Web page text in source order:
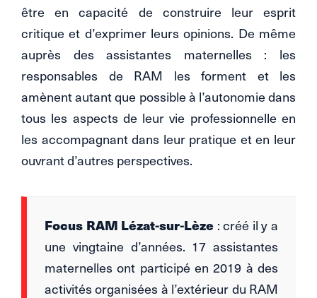
être en capacité de construire leur esprit
critique et d’exprimer leurs opinions. De même
auprès des assistantes maternelles : les
responsables de RAM les forment et les
amènent autant que possible à l’autonomie dans
tous les aspects de leur vie professionnelle en
les accompagnant dans leur pratique et en leur
ouvrant d’autres perspectives.
Focus RAM Lézat-sur-Lèze : créé il y a
une vingtaine d’années. 17 assistantes
maternelles ont participé en 2019 à des
activités organisées à l’extérieur du RAM